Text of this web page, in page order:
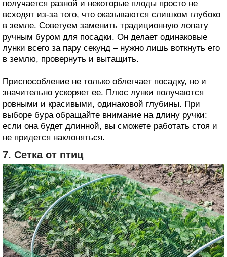
получается разной и некоторые плоды просто не
всходят из-за того, что оказываются слишком глубоко
в земле. Советуем заменить традиционную лопату
ручным буром для посадки. Он делает одинаковые
лунки всего за пару секунд – нужно лишь воткнуть его
в землю, провернуть и вытащить.
Приспособление не только облегчает посадку, но и
значительно ускоряет ее. Плюс лунки получаются
ровными и красивыми, одинаковой глубины. При
выборе бура обращайте внимание на длину ручки:
если она будет длинной, вы сможете работать стоя и
не придется наклоняться.
7. Сетка от птиц